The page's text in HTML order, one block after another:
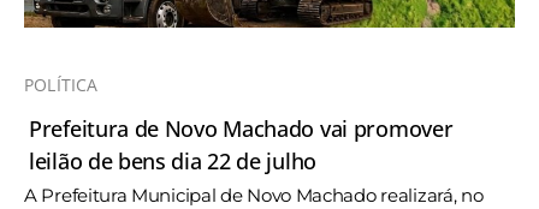
POLÍTICA
Prefeitura de Novo Machado vai promover
leilão de bens dia 22 de julho
A Prefeitura Municipal de Novo Machado realizará, no